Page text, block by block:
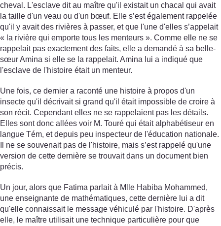
cheval. L'esclave dit au maître qu'il existait un chacal qui avait
la taille d'un veau ou d'un bœuf. Elle s’est également rappelée
qu'il y avait des rivières à passer, et que l'une d'elles s’appelait
« la rivière qui emporte tous les menteurs ». Comme elle ne se
rappelait pas exactement des faits, elle a demandé à sa belle-
sœur Amina si elle se la rappelait. Amina lui a indiqué que
l'esclave de l'histoire était un menteur.
Une fois, ce dernier a raconté une histoire à propos d'un
insecte qu'il décrivait si grand qu'il était impossible de croire à
son récit. Cependant elles ne se rappelaient pas les détails.
Elles sont donc allées voir M. Touré qui était alphabétiseur en
langue Tém, et depuis peu inspecteur de l'éducation nationale.
Il ne se souvenait pas de l'histoire, mais s’est rappelé qu'une
version de cette dernière se trouvait dans un document bien
précis.
Un jour, alors que Fatima parlait à Mlle Habiba Mohammed,
une enseignante de mathématiques, cette dernière lui a dit
qu'elle connaissait le message véhiculé par l'histoire. D'après
elle, le maître utilisait une technique particulière pour que